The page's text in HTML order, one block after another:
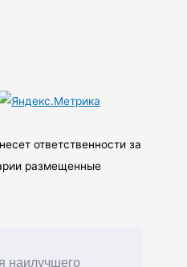
наилучшего
ответственности за
размещенные